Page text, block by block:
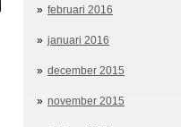
februari 2016
januari 2016
december 2015
november 2015